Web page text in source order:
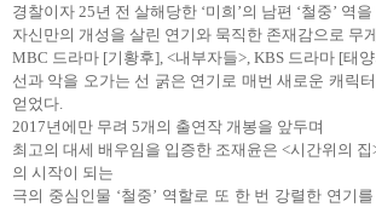
경찰이자 25년 전 살해당한 ‘미희’의 남편 ‘철중’ 역
자신만의 개성을 살린 연기와 묵직한 존재감으로 무
MBC 드라마 [기황후], <내부자들>, KBS 드라마 [태
선과 악을 오가는 선 굵은 연기로 매번 새로운 캐릭
얻었다.
2017년에만 무려 5개의 출연작 개봉을 앞두며
최고의 대세 배우임을 입증한 조재윤은 <시간위의
의 시작이 되는
극의 중심인물 ‘철중’ 역할로 또 한 번 강렬한 연기